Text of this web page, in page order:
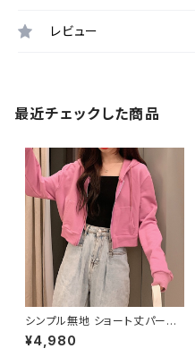
レビュー
最近チェックした商品
シンプル無地 ショート丈パーカ
ー C-TAW1056
¥4,980